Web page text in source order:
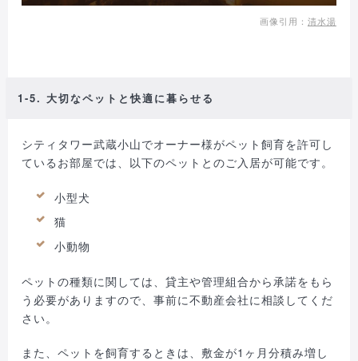
画像引用： 清水湯
1-5. 大切なペットと快適に暮らせる
シティタワー武蔵小山でオーナー様がペット飼育を許可し
ているお部屋では、以下のペットとのご入居が可能です。
小型犬
猫
小動物
ペットの種類に関しては、貸主や管理組合から承諾をもら
う必要がありますので、事前に不動産会社に相談してくだ
さい。
また、ペットを飼育するときは、敷金が1ヶ月分積み増し